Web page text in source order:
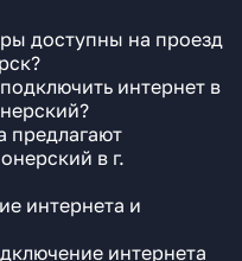
доступны на проезд
интернет в
предлагают
в г.
интернета и
интернета